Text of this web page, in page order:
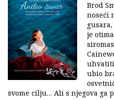
Brod
noseći
je
uhvatiti
ubio
svome cilju… Ali s njegova ga